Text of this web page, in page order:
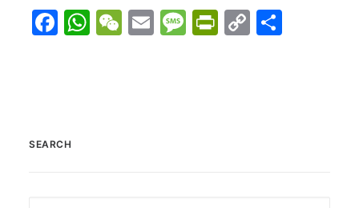
Facebook
WhatsApp
WeChat
EmailMessage
Copy
SEARCH